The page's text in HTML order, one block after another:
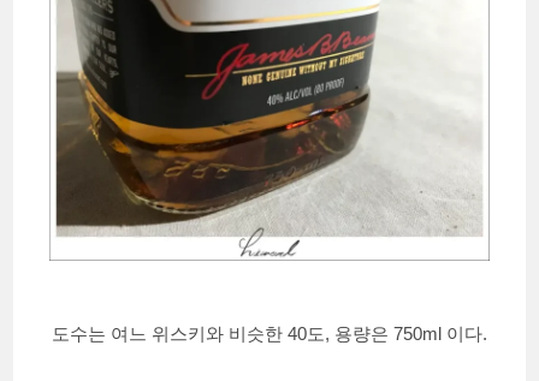
도수는 여느 위스키와 비슷한 40도, 용량은 750ml 이다.